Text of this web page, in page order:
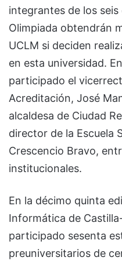
integrantes de los
Olimpiada obtendrán
UCLM si deciden
en esta universidad.
participado el
Acreditación, José
alcaldesa de Ciudad
director de la Escuela
Crescencio Bravo,
institucionales.
En la décimo quinta
Informática de
participado sesenta
preuniversitarios de